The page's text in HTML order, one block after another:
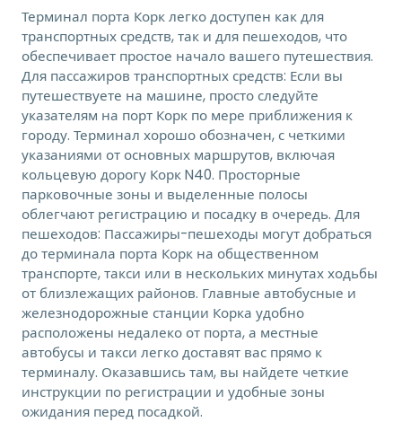
Терминал порта Корк легко доступен как для
транспортных средств, так и для пешеходов, что
обеспечивает простое начало вашего путешествия.
Для пассажиров транспортных средств: Если вы
путешествуете на машине, просто следуйте
указателям на порт Корк по мере приближения к
городу. Терминал хорошо обозначен, с четкими
указаниями от основных маршрутов, включая
кольцевую дорогу Корк N40. Просторные
парковочные зоны и выделенные полосы
облегчают регистрацию и посадку в очередь. Для
пешеходов: Пассажиры-пешеходы могут добраться
до терминала порта Корк на общественном
транспорте, такси или в нескольких минутах ходьбы
от близлежащих районов. Главные автобусные и
железнодорожные станции Корка удобно
расположены недалеко от порта, а местные
автобусы и такси легко доставят вас прямо к
терминалу. Оказавшись там, вы найдете четкие
инструкции по регистрации и удобные зоны
ожидания перед посадкой.